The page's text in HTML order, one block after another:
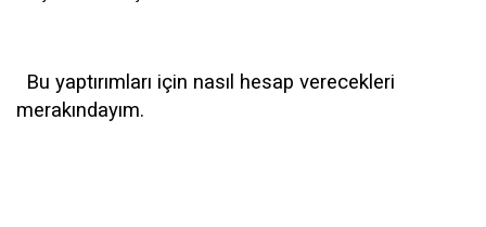
Bu yaptırımları için nasıl hesap verecekleri
merakındayım.